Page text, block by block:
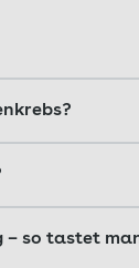
lässt er
– so tastet